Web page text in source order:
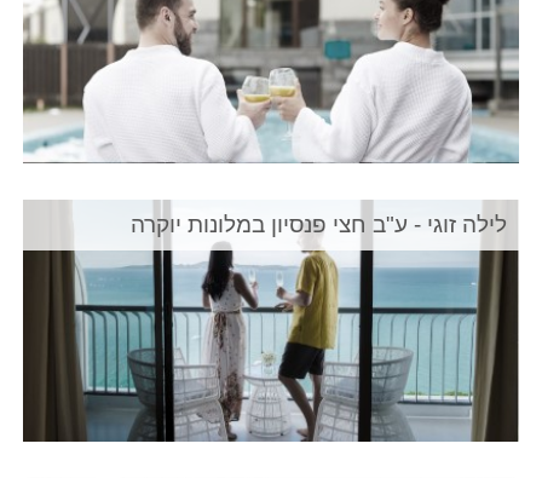
לילה זוגי - ע"ב חצי פנסיון במלונות יוקרה